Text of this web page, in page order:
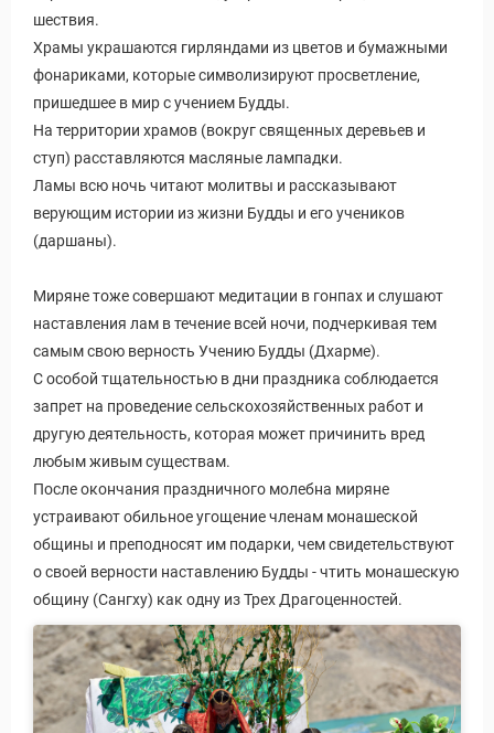
Виза в Индию
шествия.
Храмы украшаются гирляндами из цветов и бумажными
фонариками, которые символизируют просветление,
пришедшее в мир с учением Будды.
На территории храмов (вокруг священных деревьев и
ступ) расставляются масляные лампадки.
Ламы всю ночь читают молитвы и рассказывают
верующим истории из жизни Будды и его учеников
(даршаны).
Миряне тоже совершают медитации в гонпах и слушают
наставления лам в течение всей ночи, подчеркивая тем
самым свою верность Учению Будды (Дхарме).
С особой тщательностью в дни праздника соблюдается
запрет на проведение сельскохозяйственных работ и
другую деятельность, которая может причинить вред
любым живым существам.
После окончания праздничного молебна миряне
устраивают обильное угощение членам монашеской
общины и преподносят им подарки, чем свидетельствуют
о своей верности наставлению Будды - чтить монашескую
общину (Сангху) как одну из Трех Драгоценностей.